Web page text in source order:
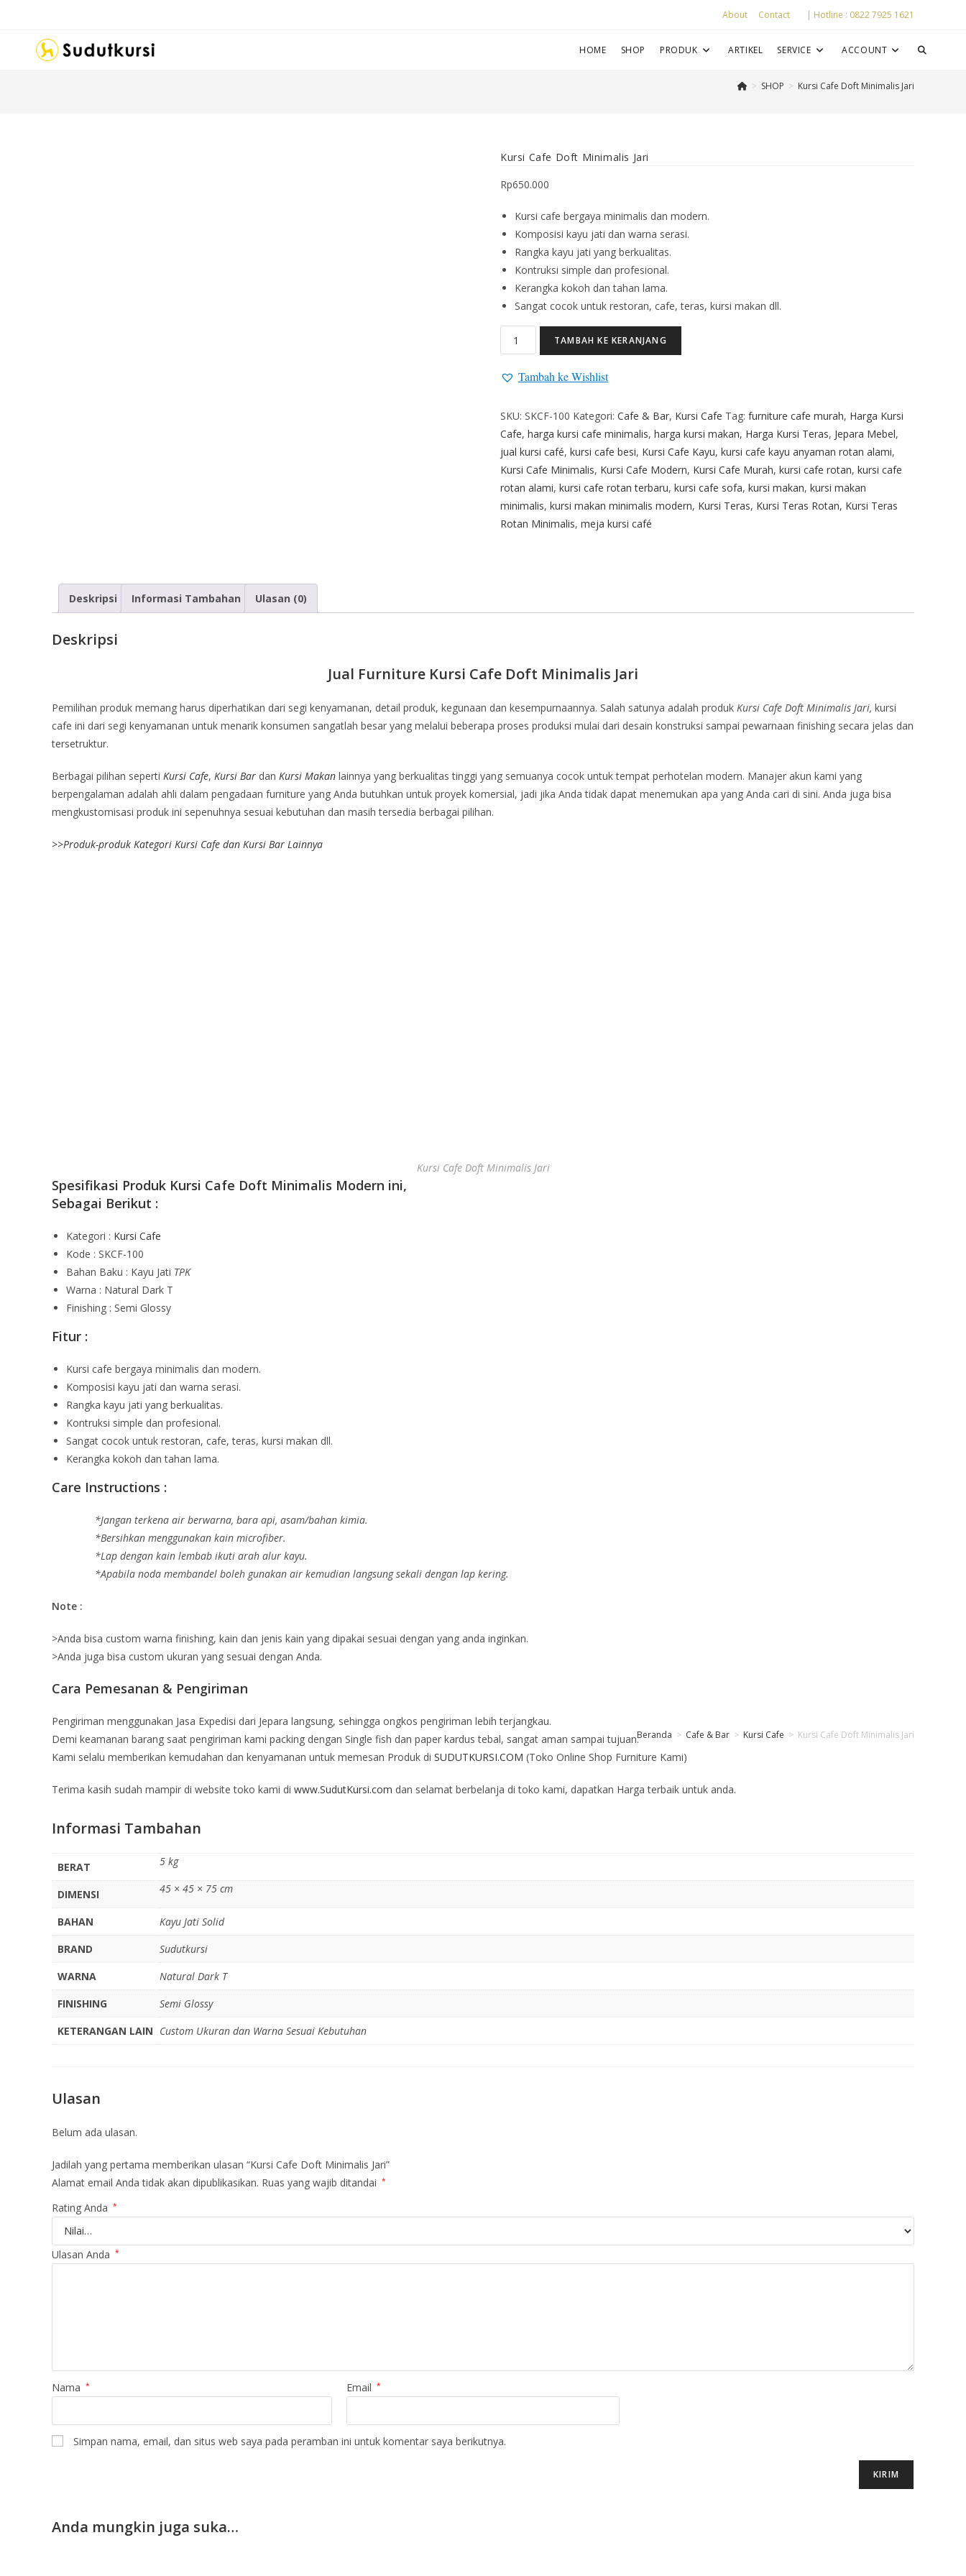
About Contact | Hotline : 0822 7925 1621
HOME SHOP PRODUK ARTIKEL SERVICE ACCOUNT
> SHOP > Kursi Cafe Doft Minimalis Jari
Beranda > Cafe & Bar > Kursi Cafe > Kursi Cafe Doft Minimalis Jari
Kursi Cafe Doft Minimalis Jari
Rp650.000
Kursi cafe bergaya minimalis dan modern.
Komposisi kayu jati dan warna serasi.
Rangka kayu jati yang berkualitas.
Kontruksi simple dan profesional.
Kerangka kokoh dan tahan lama.
Sangat cocok untuk restoran, cafe, teras, kursi makan dll.
TAMBAH KE KERANJANG
Tambah ke Wishlist
SKU: SKCF-100 Kategori: Cafe & Bar, Kursi Cafe Tag: furniture cafe murah, Harga Kursi
Cafe, harga kursi cafe minimalis, harga kursi makan, Harga Kursi Teras, Jepara Mebel,
jual kursi café, kursi cafe besi, Kursi Cafe Kayu, kursi cafe kayu anyaman rotan alami,
Kursi Cafe Minimalis, Kursi Cafe Modern, Kursi Cafe Murah, kursi cafe rotan, kursi cafe
rotan alami, kursi cafe rotan terbaru, kursi cafe sofa, kursi makan, kursi makan
minimalis, kursi makan minimalis modern, Kursi Teras, Kursi Teras Rotan, Kursi Teras
Rotan Minimalis, meja kursi café
Deskripsi Informasi Tambahan Ulasan (0)
Deskripsi
Jual Furniture Kursi Cafe Doft Minimalis Jari
Pemilihan produk memang harus diperhatikan dari segi kenyamanan, detail produk, kegunaan dan kesempurnaannya. Salah satunya adalah produk Kursi Cafe Doft Minimalis Jari, kursi
cafe ini dari segi kenyamanan untuk menarik konsumen sangatlah besar yang melalui beberapa proses produksi mulai dari desain konstruksi sampai pewarnaan finishing secara jelas dan
tersetruktur.
Berbagai pilihan seperti Kursi Cafe, Kursi Bar dan Kursi Makan lainnya yang berkualitas tinggi yang semuanya cocok untuk tempat perhotelan modern. Manajer akun kami yang
berpengalaman adalah ahli dalam pengadaan furniture yang Anda butuhkan untuk proyek komersial, jadi jika Anda tidak dapat menemukan apa yang Anda cari di sini. Anda juga bisa
mengkustomisasi produk ini sepenuhnya sesuai kebutuhan dan masih tersedia berbagai pilihan.
>>Produk-produk Kategori Kursi Cafe dan Kursi Bar Lainnya
Kursi Cafe Doft Minimalis Jari
Spesifikasi Produk Kursi Cafe Doft Minimalis Modern ini,
Sebagai Berikut :
Kategori : Kursi Cafe
Kode : SKCF-100
Bahan Baku : Kayu Jati TPK
Warna : Natural Dark T
Finishing : Semi Glossy
Fitur :
Kursi cafe bergaya minimalis dan modern.
Komposisi kayu jati dan warna serasi.
Rangka kayu jati yang berkualitas.
Kontruksi simple dan profesional.
Sangat cocok untuk restoran, cafe, teras, kursi makan dll.
Kerangka kokoh dan tahan lama.
Care Instructions :
*Jangan terkena air berwarna, bara api, asam/bahan kimia.
*Bersihkan menggunakan kain microfiber.
*Lap dengan kain lembab ikuti arah alur kayu.
*Apabila noda membandel boleh gunakan air kemudian langsung sekali dengan lap kering.
Note :
>Anda bisa custom warna finishing, kain dan jenis kain yang dipakai sesuai dengan yang anda inginkan.
>Anda juga bisa custom ukuran yang sesuai dengan Anda.
Cara Pemesanan & Pengiriman
Pengiriman menggunakan Jasa Expedisi dari Jepara langsung, sehingga ongkos pengiriman lebih terjangkau.
Demi keamanan barang saat pengiriman kami packing dengan Single fish dan paper kardus tebal, sangat aman sampai tujuan.
Kami selalu memberikan kemudahan dan kenyamanan untuk memesan Produk di SUDUTKURSI.COM (Toko Online Shop Furniture Kami)
Terima kasih sudah mampir di website toko kami di www.SudutKursi.com dan selamat berbelanja di toko kami, dapatkan Harga terbaik untuk anda.
Informasi Tambahan
BERAT 5 kg
DIMENSI 45 × 45 × 75 cm
BAHAN
Kayu Jati Solid
BRAND
Sudutkursi
WARNA
Natural Dark T
FINISHING
Semi Glossy
KETERANGAN LAIN Custom Ukuran dan Warna Sesuai Kebutuhan
Ulasan
Belum ada ulasan.
Jadilah yang pertama memberikan ulasan “Kursi Cafe Doft Minimalis Jari”
Alamat email Anda tidak akan dipublikasikan. Ruas yang wajib ditandai *
Rating Anda *
Ulasan Anda *
Nama * Email *
Simpan nama, email, dan situs web saya pada peramban ini untuk komentar saya berikutnya.
Anda mungkin juga suka…